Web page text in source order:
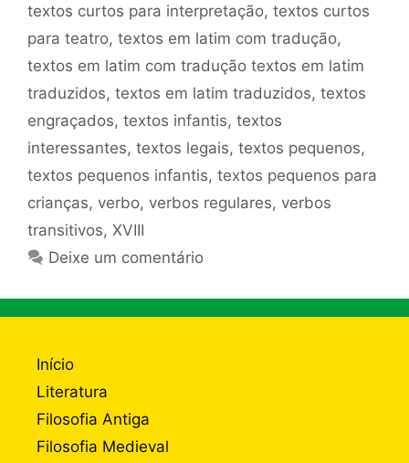
textos curtos para interpretação, textos curtos
para teatro, textos em latim com tradução,
textos em latim com tradução textos em latim
traduzidos, textos em latim traduzidos, textos
engraçados, textos infantis, textos
interessantes, textos legais, textos pequenos,
textos pequenos infantis, textos pequenos para
crianças, verbo, verbos regulares, verbos
transitivos, XVIII
Deixe um comentário
Início
Literatura
Filosofia Antiga
Filosofia Medieval